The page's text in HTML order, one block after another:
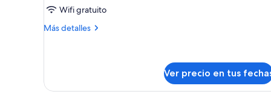
Wifi gratuito
Más detalles
Más
Ver precio en tus